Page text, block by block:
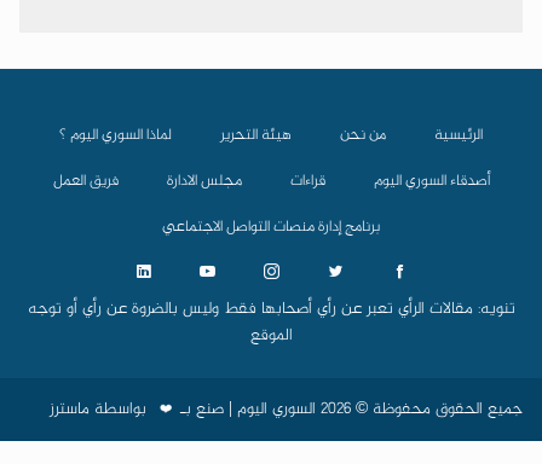
الرئيسية من نحن هيئة التحرير
لماذا السوري اليوم ؟
أصدقاء السوري اليوم
قراءات مجلس الادارة
فريق العمل
برنامج إدارة منصات التواصل الاجتماعي
تنويه: مقالات الرأي تعبر عن رأي أصحابها فقط وليس بالضروة عن رأي أو توجه
الموقع
جميع الحقوق محفوظة © 2026 السوري اليوم | صنع بـ ❤️ بواسطة ماسترز